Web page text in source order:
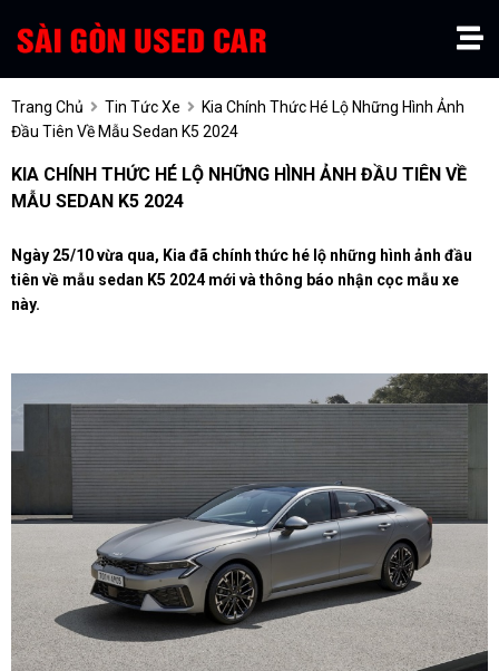
Trang Chủ Tin Tức Xe
Kia Chính Thức Hé Lộ Những Hình Ảnh
Đầu Tiên Về Mẫu Sedan K5 2024
KIA CHÍNH THỨC HÉ LỘ NHỮNG HÌNH ẢNH ĐẦU TIÊN VỀ
MẪU SEDAN K5 2024
Ngày 25/10 vừa qua, Kia đã chính thức hé lộ những hình ảnh đầu
tiên về mẫu sedan K5 2024 mới và thông báo nhận cọc mẫu xe
này.